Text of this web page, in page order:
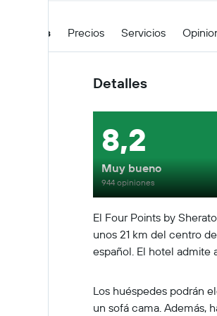
Detalles Precios Servicios
Detalles
El Four Points by
unos 21 km del centro
español. El hotel admite
Los huéspedes podrán
un sofá cama. Además,
8,2
Muy bueno
944 opiniones